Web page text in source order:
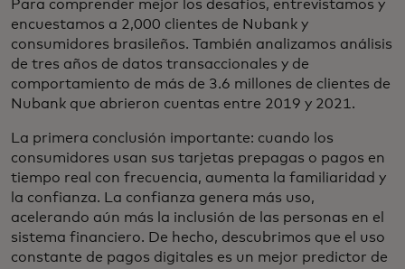
Para comprender mejor los desafíos, entrevistamos y
encuestamos a 2,000 clientes de Nubank y
consumidores brasileños. También analizamos análisis
de tres años de datos transaccionales y de
comportamiento de más de 3.6 millones de clientes de
Nubank que abrieron cuentas entre 2019 y 2021.
La primera conclusión importante: cuando los
consumidores usan sus tarjetas prepagas o pagos en
tiempo real con frecuencia, aumenta la familiaridad y
la confianza. La confianza genera más uso,
acelerando aún más la inclusión de las personas en el
sistema financiero. De hecho, descubrimos que el uso
constante de pagos digitales es un mejor predictor de